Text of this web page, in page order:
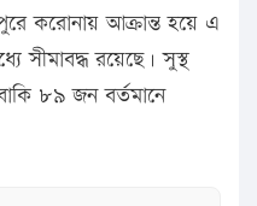
করোনায় আক্রান্ত হয়ে এ
সীমাবদ্ধ রয়েছে। সুস্থ
৮৯ জন বর্তমানে